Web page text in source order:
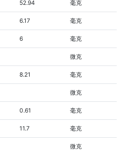
52.94 毫克
6.17 毫克
6 毫克
微克
8.21 毫克
微克
0.61 毫克
11.7 毫克
微克